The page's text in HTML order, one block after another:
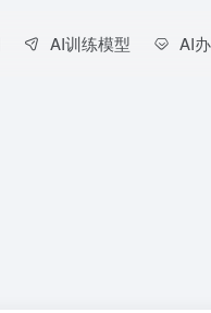
AI训练模型 AI